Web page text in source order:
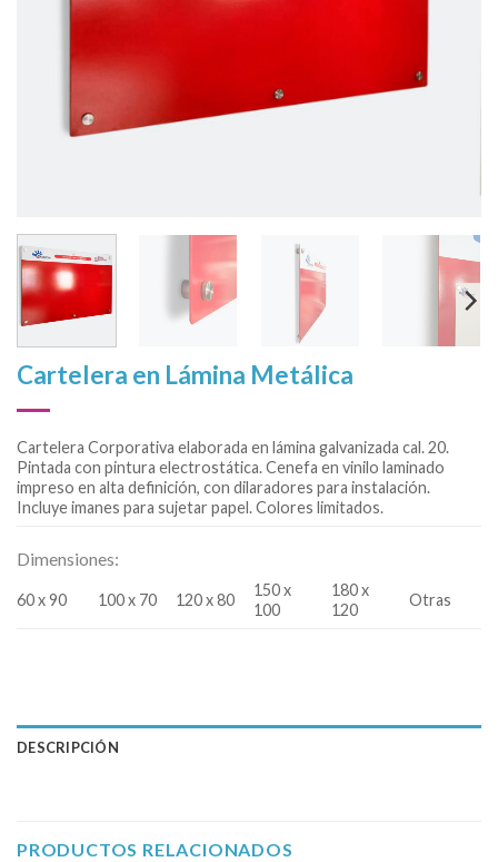
Cartelera en Lámina Metálica
Cartelera Corporativa elaborada en lámina galvanizada cal. 20.
Pintada con pintura electrostática. Cenefa en vinilo laminado
impreso en alta definición, con dilaradores para instalación.
Incluye imanes para sujetar papel. Colores limitados.
Dimensiones:
60 x 90 100 x 70 120 x 80
150 x
100
180 x
120
Otras
DESCRIPCIÓN
PRODUCTOS RELACIONADOS